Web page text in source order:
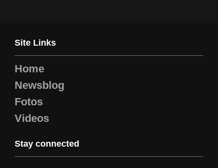
Site Links
Home
Newsblog
Fotos
Videos
Stay connected